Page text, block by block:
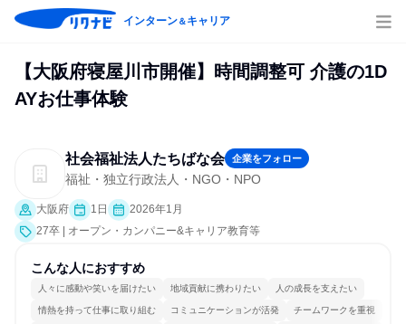
インターン＆キャリア
【大阪府寝屋川市開催】時間調整可 介護の1D
AYお仕事体験
社会福祉法人たちばな会 企業をフォロー
福祉・独立行政法人・NGO・NPO
大阪府 1日
2026年1月
27卒 | オープン・カンパニー&キャリア教育等
こんな人におすすめ
人々に感動や笑いを届けたい 地域貢献に携わりたい 人の成長を支えたい
情熱を持って仕事に取り組む コミュニケーションが活発 チームワークを重視